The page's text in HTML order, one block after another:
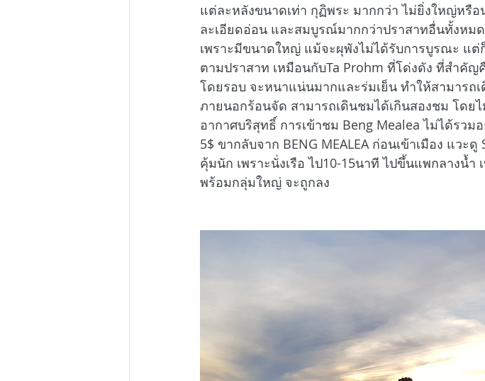
แต่ละหลังขนาดเท่า กุฏิพระ มากกว่า ไม่ยิ่งใหญ่หรื
ละเอียดอ่อน และสมบูรณ์มากกว่าปราสาทอื่นทั้งหม
เพราะมีขนาดใหญ่ แม้จะผุพังไม่ได้รับการบูรณะ แ
ตามปราสาท เหมือนกับTa Prohm ที่โด่งดัง ที่สำคั
โดยรอบ จะหนาแน่นมากและร่มเย็น ทำให้สามารถ
ภายนอกร้อนจัด สามารถเดินชมได้เกินสองชม โดย
อากาศบริสุทธิ์ การเข้าชม Beng Mealea ไม่ได้รว
5$ ขากลับจาก BENG MEALEA ก่อนเข้าเมือง แวะ
คุ้มนัก เพราะนั่งเรือ ไป10-15นาที ไปขึ้นแพกลางน้
พร้อมกลุ่มใหญ่ จะถูกลง